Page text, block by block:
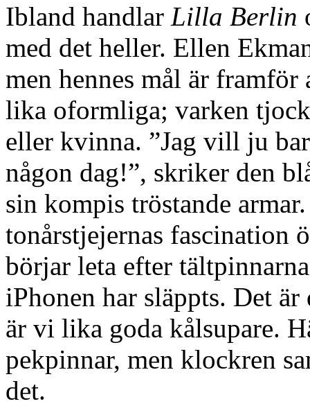
Ibland handlar Lilla Berlin
med det heller. Ellen
men hennes mål är
lika oformliga; varken
eller kvinna. ”Jag vill ju
någon dag!”, skriker den
sin kompis tröstande
tonårstjejernas fascination
börjar leta efter
iPhonen har släppts. Det
är vi lika goda kålsupare.
pekpinnar, men klockren
det.